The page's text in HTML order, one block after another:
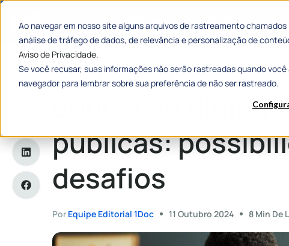
Ao navegar em nosso site alguns arquivos de rastreamento
análise de tráfego de dados, de relevância e personalização de
Aviso de Privacidade.
Se você recusar, suas informações não serão rastreadas quando
navegador para lembrar sobre sua preferência de não ser rastreado.
Categorias Histórias de
Home»Educação digital nas escolas públicas: possibilidades e
Educação digital
públicas:
desafios
Por Equipe Editorial 1Doc 11 Outubro 2024 8 Min De